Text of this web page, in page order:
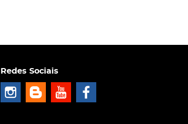
Redes Sociais